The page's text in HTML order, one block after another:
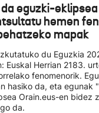
eguzki-
hemen
mapak
du Eguzkia
Euskal Herrian 2183.
fenomenorik.
hasiko da, eta egunak
Orain.eus-en bidez
da.